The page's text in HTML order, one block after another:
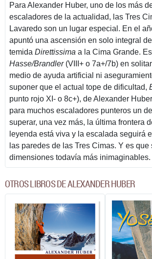
Para Alexander Huber, uno de los más
escaladores de la actualidad, las Tres
Lavaredo son un lugar especial. En el
apuntó una ascensión en solo integral
temida Direttissima a la Cima Grande.
Hasse/Brandler(VIII+ o 7a+/7b) en
medio de ayuda artificial ni
suponer que el actual tope de dificultad,
punto rojo XI- o 8c+), de Alexander
para muchos escaladores punteros un
superar, una vez más, la última frontera
leyenda está viva y la escalada seguirá
las paredes de las Tres Cimas. Y es que
dimensiones todavía más inimaginables.
OTROS LIBROS DE ALEXANDER HUBER